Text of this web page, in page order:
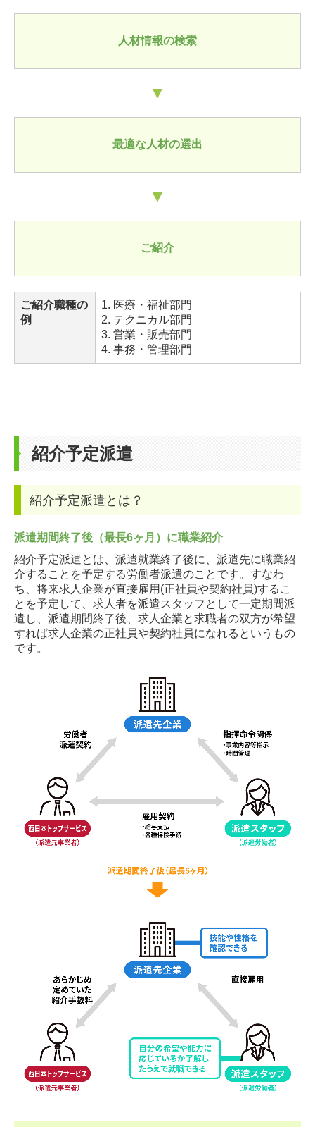
人材情報の検索
▼
最適な人材の選出
▼
ご紹介
ご紹介職種の
例
1. 医療・福祉部門
2. テクニカル部門
3. 営業・販売部門
4. 事務・管理部門
紹介予定派遣
紹介予定派遣とは？
派遣期間終了後（最長6ヶ月）に職業紹介
紹介予定派遣とは、派遣就業終了後に、派遣先に職業紹
介することを予定する労働者派遣のことです。すなわ
ち、将来求人企業が直接雇用(正社員や契約社員)するこ
とを予定して、求人者を派遣スタッフとして一定期間派
遣し、派遣期間終了後、求人企業と求職者の双方が希望
すれば求人企業の正社員や契約社員になれるというもの
です。